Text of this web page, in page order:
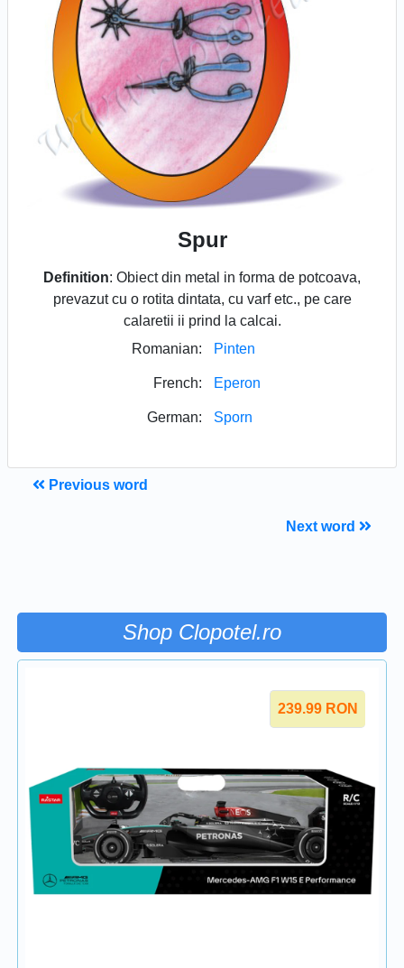
Spur
Definition: Obiect din metal in forma de potcoava,
prevazut cu o rotita dintata, cu varf etc., pe care
calaretii ii prind la calcai.
Romanian:
Pinten
French: Eperon
German: Sporn
Previous word
Next word
Shop Clopotel.ro
239.99 RON